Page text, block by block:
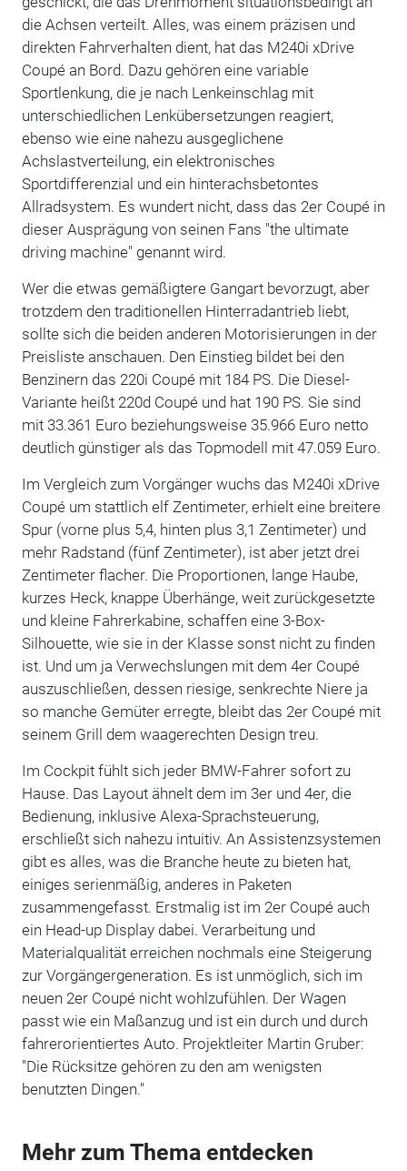
die Achsen verteilt. Alles, was einem präzisen und
direkten Fahrverhalten dient, hat das M240i xDrive
Coupé an Bord. Dazu gehören eine variable
Sportlenkung, die je nach Lenkeinschlag mit
unterschiedlichen Lenkübersetzungen reagiert,
ebenso wie eine nahezu ausgeglichene
Achslastverteilung, ein elektronisches
Sportdifferenzial und ein hinterachsbetontes
Allradsystem. Es wundert nicht, dass das 2er Coupé in
dieser Ausprägung von seinen Fans "the ultimate
driving machine" genannt wird.
Wer die etwas gemäßigtere Gangart bevorzugt, aber
trotzdem den traditionellen Hinterradantrieb liebt,
sollte sich die beiden anderen Motorisierungen in der
Preisliste anschauen. Den Einstieg bildet bei den
Benzinern das 220i Coupé mit 184 PS. Die Diesel-
Variante heißt 220d Coupé und hat 190 PS. Sie sind
mit 33.361 Euro beziehungsweise 35.966 Euro netto
deutlich günstiger als das Topmodell mit 47.059 Euro.
Im Vergleich zum Vorgänger wuchs das M240i xDrive
Coupé um stattlich elf Zentimeter, erhielt eine breitere
Spur (vorne plus 5,4, hinten plus 3,1 Zentimeter) und
mehr Radstand (fünf Zentimeter), ist aber jetzt drei
Zentimeter flacher. Die Proportionen, lange Haube,
kurzes Heck, knappe Überhänge, weit zurückgesetzte
und kleine Fahrerkabine, schaffen eine 3-Box-
Silhouette, wie sie in der Klasse sonst nicht zu finden
ist. Und um ja Verwechslungen mit dem 4er Coupé
auszuschließen, dessen riesige, senkrechte Niere ja
so manche Gemüter erregte, bleibt das 2er Coupé mit
seinem Grill dem waagerechten Design treu.
Im Cockpit fühlt sich jeder BMW-Fahrer sofort zu
Hause. Das Layout ähnelt dem im 3er und 4er, die
Bedienung, inklusive Alexa-Sprachsteuerung,
erschließt sich nahezu intuitiv. An Assistenzsystemen
gibt es alles, was die Branche heute zu bieten hat,
einiges serienmäßig, anderes in Paketen
zusammengefasst. Erstmalig ist im 2er Coupé auch
ein Head-up Display dabei. Verarbeitung und
Materialqualität erreichen nochmals eine Steigerung
zur Vorgängergeneration. Es ist unmöglich, sich im
neuen 2er Coupé nicht wohlzufühlen. Der Wagen
passt wie ein Maßanzug und ist ein durch und durch
fahrerorientiertes Auto. Projektleiter Martin Gruber:
"Die Rücksitze gehören zu den am wenigsten
benutzten Dingen."
Mehr zum Thema entdecken